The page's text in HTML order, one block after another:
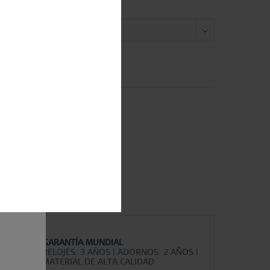
GARANTÍA MUNDIAL
RELOJES: 3 AÑOS | ADORNOS: 2 AÑOS |
MATERIAL DE ALTA CALIDAD